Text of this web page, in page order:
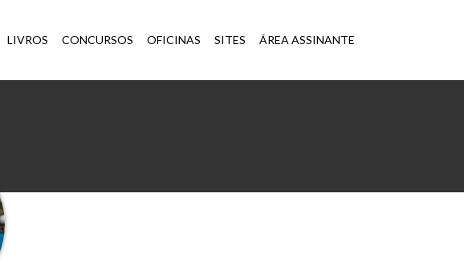
LIVROS CONCURSOS OFICINAS SITES ÁREA ASSINANTE